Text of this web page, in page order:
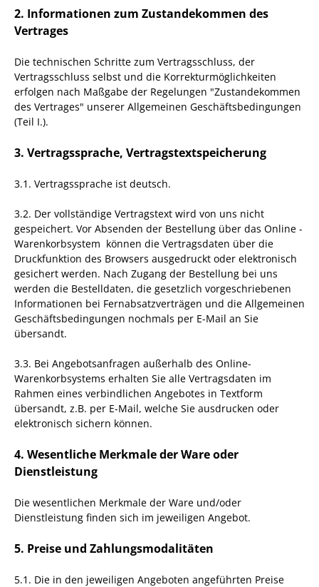
2. Informationen zum Zustandekommen des
Vertrages
Die technischen Schritte zum Vertragsschluss, der
Vertragsschluss selbst und die Korrekturmöglichkeiten
erfolgen nach Maßgabe der Regelungen "Zustandekommen
des Vertrages" unserer Allgemeinen Geschäftsbedingungen
(Teil I.).
3. Vertragssprache, Vertragstextspeicherung
3.1. Vertragssprache ist deutsch.
3.2. Der vollständige Vertragstext wird von uns nicht
gespeichert. Vor Absenden der Bestellung über das Online -
Warenkorbsystem können die Vertragsdaten über die
Druckfunktion des Browsers ausgedruckt oder elektronisch
gesichert werden. Nach Zugang der Bestellung bei uns
werden die Bestelldaten, die gesetzlich vorgeschriebenen
Informationen bei Fernabsatzverträgen und die Allgemeinen
Geschäftsbedingungen nochmals per E-Mail an Sie
übersandt.
3.3. Bei Angebotsanfragen außerhalb des Online-
Warenkorbsystems erhalten Sie alle Vertragsdaten im
Rahmen eines verbindlichen Angebotes in Textform
übersandt, z.B. per E-Mail, welche Sie ausdrucken oder
elektronisch sichern können.
4. Wesentliche Merkmale der Ware oder
Dienstleistung
Die wesentlichen Merkmale der Ware und/oder
Dienstleistung finden sich im jeweiligen Angebot.
5. Preise und Zahlungsmodalitäten
5.1. Die in den jeweiligen Angeboten angeführten Preise